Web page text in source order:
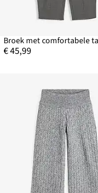
€ 45,99